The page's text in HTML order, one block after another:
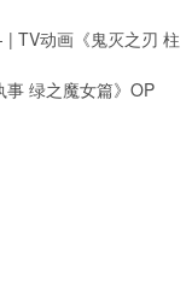
| TV动画《鬼灭之刃 柱
事 绿之魔女篇》OP